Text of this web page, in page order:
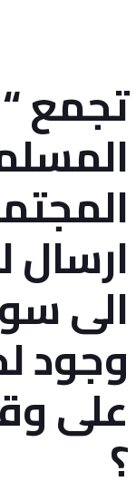
تجمع
ارسال
الى
وجود
على
؟